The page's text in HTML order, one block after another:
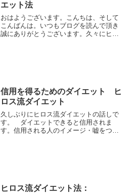
エット法
おはようございます。こんちは、そして
こんばんは。いつもブログを読んで頂き
誠にありがとうございます。久々にヒロ
信用を得るためのダイエット ヒ
ロス流ダイエット
久しぶりにヒロス流ダイエットの話しで
す。 ダイエットできると信用されま
す。信用される人のイメージ・嘘をつか
ヒロス流ダイエット法：